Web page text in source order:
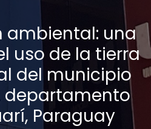
ambiental: una
uso de la tierra
del municipio
departamento
Paraguay